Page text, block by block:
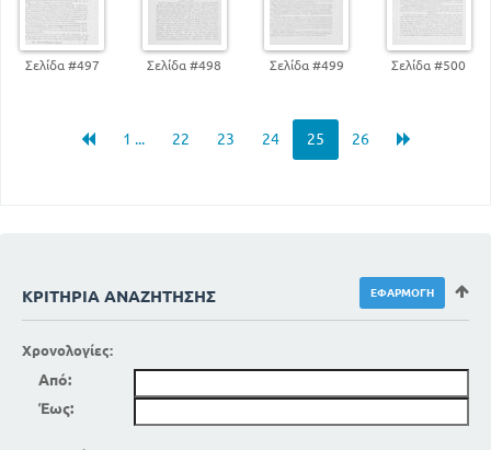
Σελίδα #497 Σελίδα #498 Σελίδα #499 Σελίδα #500
1 ... 22 23 24 25 26
ΚΡΙΤΉΡΙΑ ΑΝΑΖΉΤΗΣΗΣ
Χρονολογίες:
Από:
Έως: